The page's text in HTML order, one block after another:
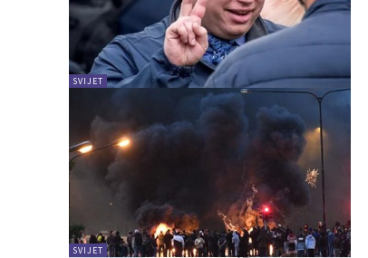
SVIJET
SVIJET